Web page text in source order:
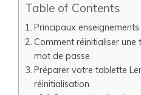
Table of Contents
Principaux enseignements
Comment réinitialiser une
mot de passe
Préparer votre tablette
réinitialisation